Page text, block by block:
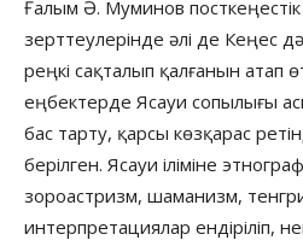
Ғалым Ә. Муминов посткеңестік
зерттеулерінде әлі де Кеңес
реңкі сақталып қалғанын атап
еңбектерде Ясауи сопылығы
бас тарту, қарсы көзқарас
берілген. Ясауи іліміне
зороастризм, шаманизм,
интерпретациялар ендіріліп,